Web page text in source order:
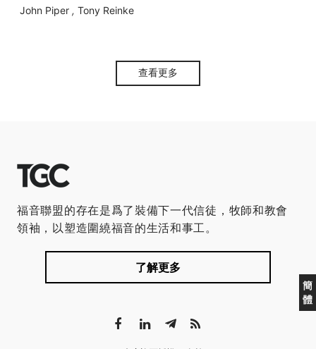
John Piper , Tony Reinke
查看更多
簡
體
福音聯盟的存在是爲了裝備下一代信徒，牧師和教會
領袖，以塑造圍繞福音的生活和事工。
了解更多